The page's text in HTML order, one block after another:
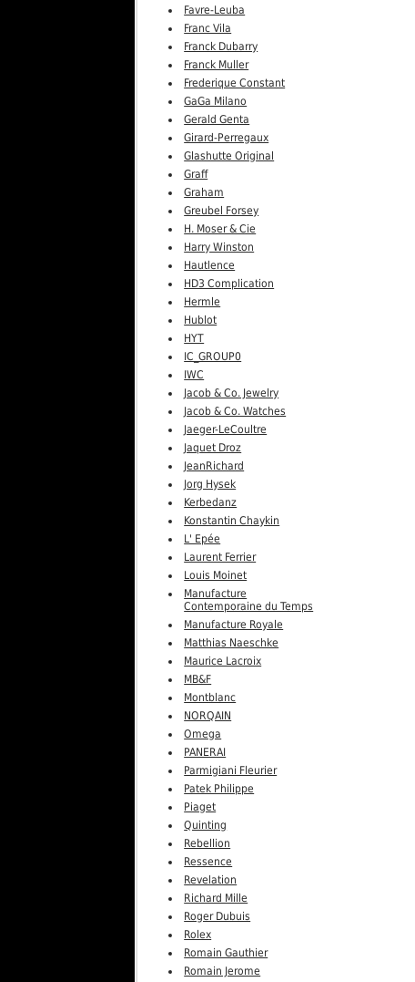
Favre-Leuba
Franc Vila
Franck Dubarry
Franck Muller
Frederique Constant
GaGa Milano
Gerald Genta
Girard-Perregaux
Glashutte Original
Graff
Graham
Greubel Forsey
H. Moser & Cie
Harry Winston
Hautlence
HD3 Complication
Hermle
Hublot
HYT
IC_GROUP0
IWC
Jacob & Co. Jewelry
Jacob & Co. Watches
Jaeger-LeCoultre
Jaquet Droz
JeanRichard
Jorg Hysek
Kerbedanz
Konstantin Chaykin
L' Epée
Laurent Ferrier
Louis Moinet
Manufacture
Contemporaine du Temps
Manufacture Royale
Matthias Naeschke
Maurice Lacroix
MB&F
Montblanc
NORQAIN
Omega
PANERAI
Parmigiani Fleurier
Patek Philippe
Piaget
Quinting
Rebellion
Ressence
Revelation
Richard Mille
Roger Dubuis
Rolex
Romain Gauthier
Romain Jerome